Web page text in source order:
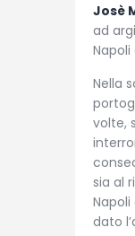
Josè
ad
Napoli
Nella
volte,
sia al
dato